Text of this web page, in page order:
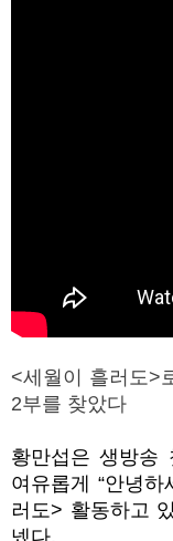
<세월이 흘러도>
2부를 찾았다
황만섭은 생방송
여유롭게 “안녕하
러도> 활동하고
넸다.